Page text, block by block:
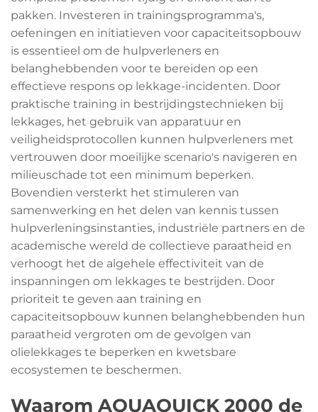
pakken. Investeren in trainingsprogramma's,
oefeningen en initiatieven voor capaciteitsopbouw
is essentieel om de hulpverleners en
belanghebbenden voor te bereiden op een
effectieve respons op lekkage-incidenten. Door
praktische training in bestrijdingstechnieken bij
lekkages, het gebruik van apparatuur en
veiligheidsprotocollen kunnen hulpverleners met
vertrouwen door moeilijke scenario's navigeren en
milieuschade tot een minimum beperken.
Bovendien versterkt het stimuleren van
samenwerking en het delen van kennis tussen
hulpverleningsinstanties, industriële partners en de
academische wereld de collectieve paraatheid en
verhoogt het de algehele effectiviteit van de
inspanningen om lekkages te bestrijden. Door
prioriteit te geven aan training en
capaciteitsopbouw kunnen belanghebbenden hun
paraatheid vergroten om de gevolgen van
olielekkages te beperken en kwetsbare
ecosystemen te beschermen.
Waarom AQUAQUICK 2000 de